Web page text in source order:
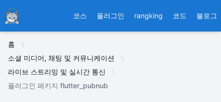
Ducafecat 코스 플러그인 rangking 코드 블로그
홈
소셜 미디어, 채팅 및 커뮤니케이션
라이브 스트리밍 및 실시간 통신
플러그인 패키지 flutter_pubnub